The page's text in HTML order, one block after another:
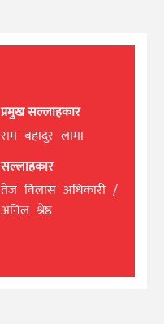
प्रमुख सल्लाहकार
राम बहादुर लामा
सल्लाहकार
तेज विलास अधिकारी /
अनिल श्रेष्ठ